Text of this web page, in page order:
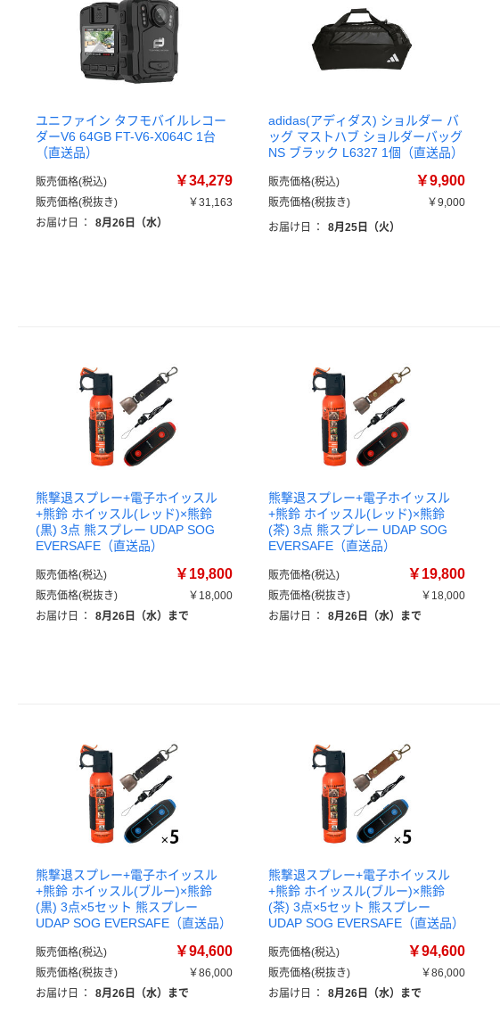
ユニファイン タフモバイルレコー
ダーV6 64GB FT-V6-X064C 1台
（直送品）
販売価格(税込) ￥34,279
販売価格(税抜き)
￥31,163
お届け日
： 8月26日（水）
adidas(アディダス) ショルダー バ
ッグ マストハブ ショルダーバッグ
NS ブラック L6327 1個（直送品）
販売価格(税込) ￥9,900
販売価格(税抜き)
￥9,000
お届け日
： 8月25日（火）
熊撃退スプレー+電子ホイッスル
+熊鈴 ホイッスル(レッド)×熊鈴
(黒) 3点 熊スプレー UDAP SOG
EVERSAFE（直送品）
販売価格(税込) ￥19,800
販売価格(税抜き)
￥18,000
お届け日
： 8月26日（水）まで
熊撃退スプレー+電子ホイッスル
+熊鈴 ホイッスル(レッド)×熊鈴
(茶) 3点 熊スプレー UDAP SOG
EVERSAFE（直送品）
販売価格(税込) ￥19,800
販売価格(税抜き)
￥18,000
お届け日
： 8月26日（水）まで
熊撃退スプレー+電子ホイッスル
+熊鈴 ホイッスル(ブルー)×熊鈴
(黒) 3点×5セット 熊スプレー
UDAP SOG EVERSAFE（直送品）
販売価格(税込) ￥94,600
販売価格(税抜き)
￥86,000
お届け日
： 8月26日（水）まで
熊撃退スプレー+電子ホイッスル
+熊鈴 ホイッスル(ブルー)×熊鈴
(茶) 3点×5セット 熊スプレー
UDAP SOG EVERSAFE（直送品）
販売価格(税込) ￥94,600
販売価格(税抜き)
￥86,000
お届け日
： 8月26日（水）まで